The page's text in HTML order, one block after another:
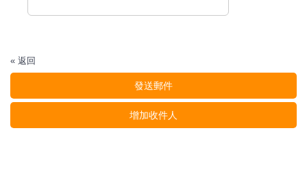
« 返回
發送郵件
增加收件人